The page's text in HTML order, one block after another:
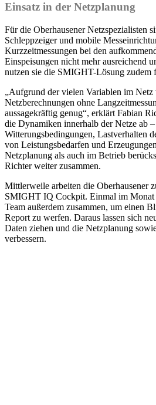
Einsatz in der Netzplanung
Für die Oberhausener Netzspezialisten
Schleppzeiger und mobile
Kurzzeitmessungen bei den
Einspeisungen nicht mehr ausreichend
nutzen sie die SMIGHT-Lösung zudem
„Aufgrund der vielen Variablen im Netz
Netzberechnungen ohne
aussagekräftig genug“, erklärt Fabian
die Dynamiken innerhalb der Netze ab –
Witterungsbedingungen, Lastverhalten
von Leistungsbedarfen und
Netzplanung als auch im Betrieb
Richter weiter zusammen.
Mittlerweile arbeiten die Oberhausener
SMIGHT IQ Cockpit. Einmal im Monat
Team außerdem zusammen, um einen
Report zu werfen. Daraus lassen sich
Daten ziehen und die Netzplanung
verbessern.